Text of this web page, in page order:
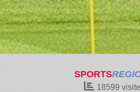
SPORTS
18599